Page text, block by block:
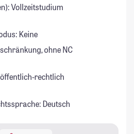
Vollzeitstudium
Keine
ohne NC
rechtlich
Deutsch